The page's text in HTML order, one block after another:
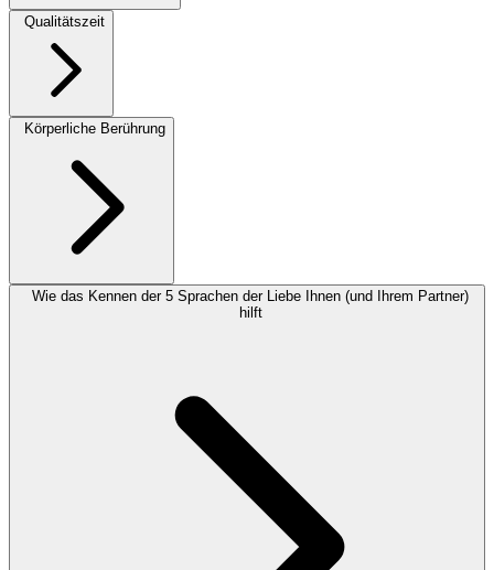
Qualitätszeit
Körperliche Berührung
Wie das Kennen der 5 Sprachen der Liebe Ihnen (und Ihrem Partner)
hilft